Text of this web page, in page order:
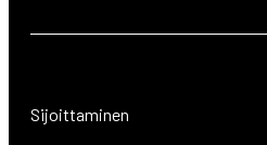
Sijoittaminen